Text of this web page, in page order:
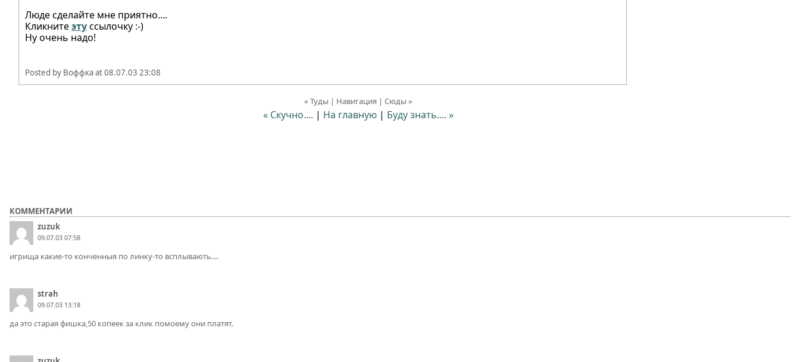
Люде сделайте мне приятно....
Кликнитеэтуссылочку :-)
Ну очень надо!
Posted by Воффкаat08.07.03 23:08
« Туды | Навигация | Сюды »
« Скучно.... | На главную | Буду знать.... »
КОММЕНТАРИИ
zuzuk
09.07.03 07:58
игрища какие-то конченныя по линку-то всплывають....
strah
09.07.03 13:18
да это старая фишка,50 копеек за клик помоему они платят.